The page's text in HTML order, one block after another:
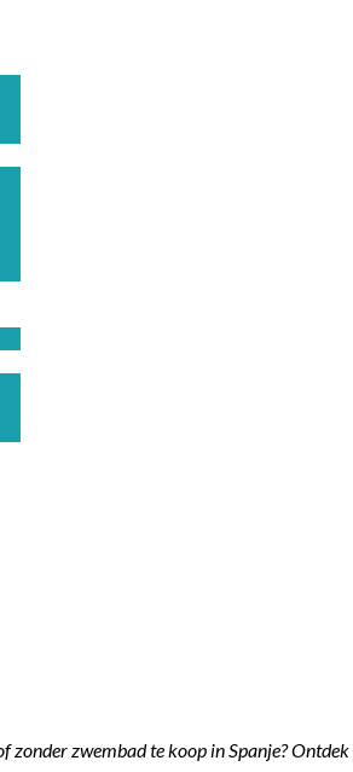
zonder zwembad te koop in Spanje?